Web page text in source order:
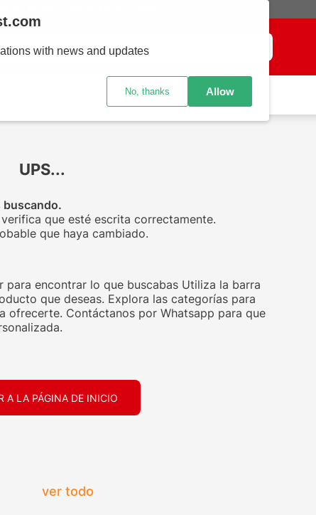
SUCURSALES
UPS...
buscando.
que esté escrita correctamente.
que haya cambiado.
para encontrar lo que buscabas Utiliza la barra
que deseas. Explora las categorías para
ofrecerte. Contáctanos por Whatsapp para que
A LA PÁGINA DE INICIO
ver todo
with news and updates
No, thanks Allow